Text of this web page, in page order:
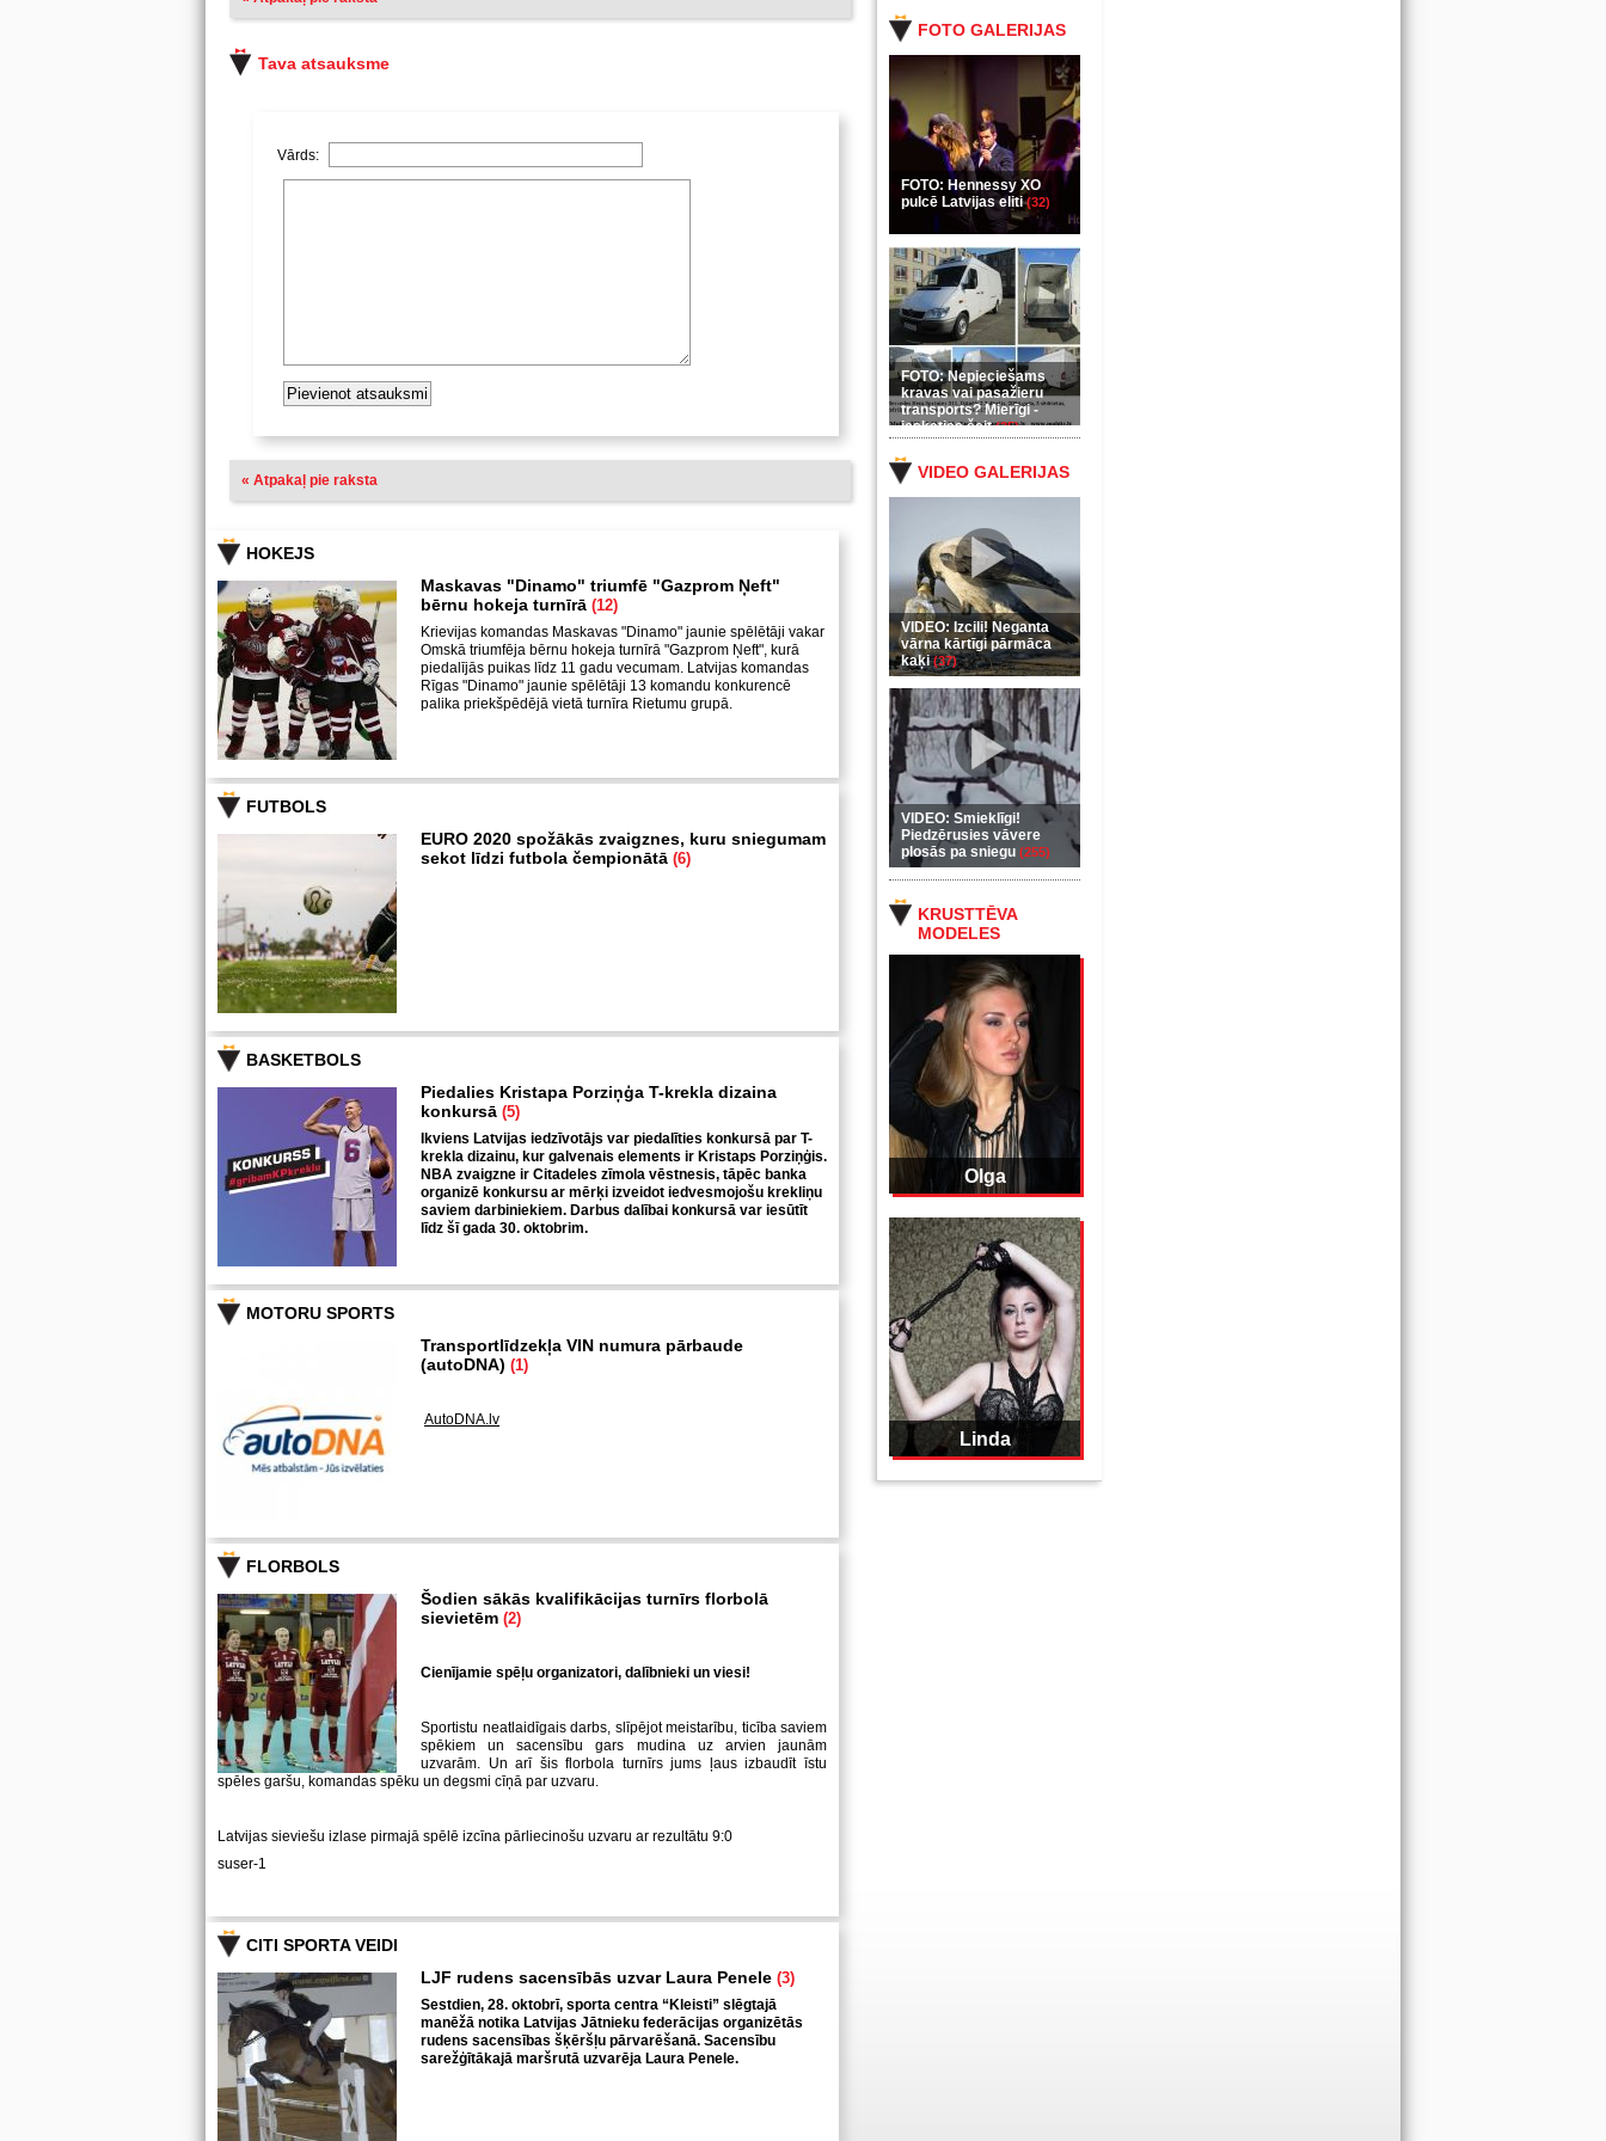
FOTO GALERIJAS
FOTO: Hennessy XO
pulcē Latvijas eliti(32)
FOTO: Nepieciešams
kravas vai pasažieru
transports? Mierīgi -
ieskaties šeit(35)
VIDEO GALERIJAS
VIDEO: Izcili! Neganta
vārna kārtīgi pārmāca
kaķi(37)
VIDEO: Smieklīgi!
Piedzērusies vāvere
plosās pa sniegu (255)
KRUSTTĒVA
MODELES
Olga
Linda
Tava atsauksme
Vārds:
« Atpakaļ pie raksta
HOKEJS
Maskavas "Dinamo" triumfē "Gazprom Ņeft"
bērnu hokeja turnīrā (12)
Krievijas komandas Maskavas "Dinamo" jaunie spēlētāji vakar
Omskā triumfēja bērnu hokeja turnīrā "Gazprom Ņeft", kurā
piedalījās puikas līdz 11 gadu vecumam. Latvijas komandas
Rīgas "Dinamo" jaunie spēlētāji 13 komandu konkurencē
palika priekšpēdējā vietā turnīra Rietumu grupā.
FUTBOLS
EURO 2020 spožākās zvaigznes, kuru sniegumam
sekot līdzi futbola čempionātā (6)
BASKETBOLS
Piedalies Kristapa Porziņģa T-krekla dizaina
konkursā (5)
Ikviens Latvijas iedzīvotājs var piedalīties konkursā par T-
krekla dizainu, kur galvenais elements ir Kristaps Porziņģis.
NBA zvaigzne ir Citadeles zīmola vēstnesis, tāpēc banka
organizē konkursu ar mērķi izveidot iedvesmojošu krekliņu
saviem darbiniekiem. Darbus dalībai konkursā var iesūtīt
līdz šī gada 30. oktobrim.
MOTORU SPORTS
Transportlīdzekļa VIN numura pārbaude
(autoDNA) (1)
AutoDNA.lv
FLORBOLS
Šodien sākās kvalifikācijas turnīrs florbolā
sievietēm (2)
Cienījamie spēļu organizatori, dalībnieki un viesi!
Sportistu neatlaidīgais darbs, slīpējot meistarību, ticība saviem
spēkiem un sacensību gars mudina uz arvien jaunām
uzvarām. Un arī šis florbola turnīrs jums ļaus izbaudīt īstu
spēles garšu, komandas spēku un degsmi cīņā par uzvaru.
Latvijas sieviešu izlase pirmajā spēlē izcīna pārliecinošu uzvaru ar rezultātu 9:0
suser-1
CITI SPORTA VEIDI
LJF rudens sacensībās uzvar Laura Penele (3)
Sestdien, 28. oktobrī, sporta centra “Kleisti” slēgtajā
manēžā notika Latvijas Jātnieku federācijas organizētās
rudens sacensības šķēršļu pārvarēšanā. Sacensību
sarežģītākajā maršrutā uzvarēja Laura Penele.